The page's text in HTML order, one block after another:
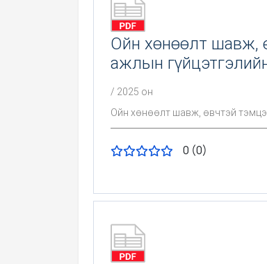
Ойн хөнөөлт шавж,
ажлын
/ 2025 он
Ойн хөнөөлт шавж, өвчтэй
0 (0)